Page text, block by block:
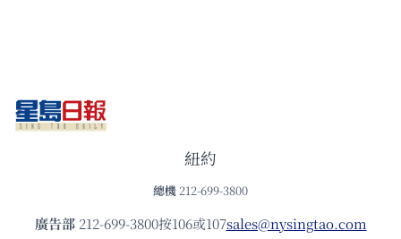
紐約
總機 212-699-3800
廣告部212-699-3800按106或107sales@nysingtao.com